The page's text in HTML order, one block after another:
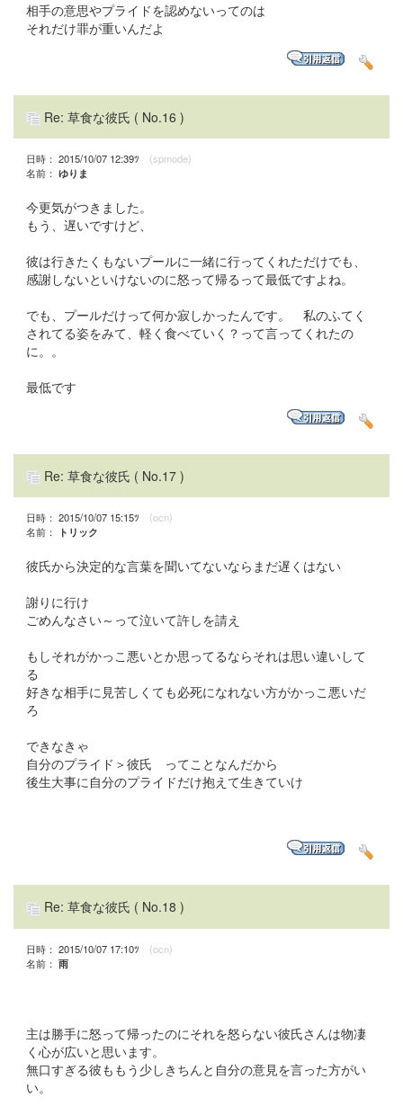
相手の意思やプライドを認めないってのは
それだけ罪が重いんだよ
Re: 草食な彼氏 ( No.16 )
日時： 2015/10/07 12:39ﾂ (spmode)
名前： ゆりま
今更気がつきました。
もう、遅いですけど、
彼は行きたくもないプールに一緒に行ってくれただけでも、
感謝しないといけないのに怒って帰るって最低ですよね。
でも、プールだけって何か寂しかったんです。 私のふてく
されてる姿をみて、軽く食べていく？って言ってくれたの
に。。
最低です
Re: 草食な彼氏 ( No.17 )
日時： 2015/10/07 15:15ﾂ (ocn)
名前：
トリック
彼氏から決定的な言葉を聞いてないならまだ遅くはない
謝りに行け
ごめんなさい～って泣いて許しを請え
もしそれがかっこ悪いとか思ってるならそれは思い違いして
る
好きな相手に見苦しくても必死になれない方がかっこ悪いだ
ろ
できなきゃ
自分のプライド＞彼氏 ってことなんだから
後生大事に自分のプライドだけ抱えて生きていけ
Re: 草食な彼氏 ( No.18 )
日時： 2015/10/07 17:10ﾂ (ocn)
名前： 雨
主は勝手に怒って帰ったのにそれを怒らない彼氏さんは物凄
く心が広いと思います。
無口すぎる彼ももう少しきちんと自分の意見を言った方がい
い。